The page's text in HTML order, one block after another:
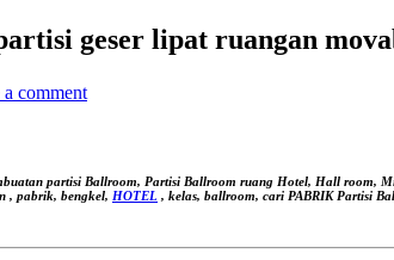
geser lipat ruangan
commenton
–
partisi
partisi Ballroom, Partisi Ballroom ruang Hotel, Hall room,
, pabrik, bengkel, HOTEL , kelas, ballroom, cari PABRIK Partisi